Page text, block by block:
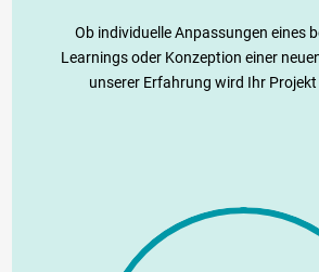
Ob individuelle Anpassungen eines
Learnings oder Konzeption einer
unserer Erfahrung wird Ihr